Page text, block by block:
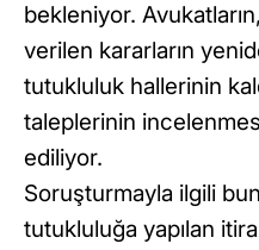
bekleniyor.
verilen kararların
tutukluluk hallerinin
taleplerinin
ediliyor.
Soruşturmayla ilgili
tutukluluğa yapılan